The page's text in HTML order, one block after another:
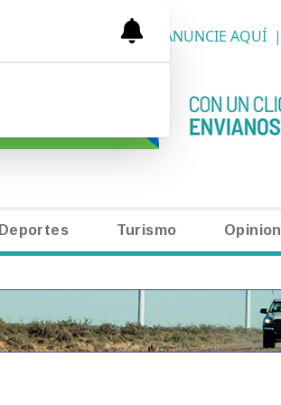
NECROLÓGICAS ANUNCIE AQUÍ |
Deportes Turismo Opinion